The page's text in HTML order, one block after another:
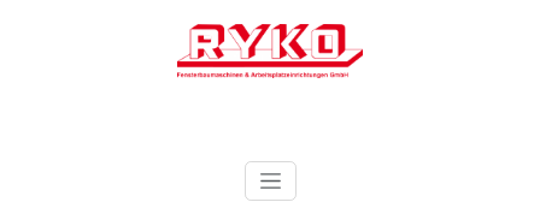
RYKO Deutschland
GmbH